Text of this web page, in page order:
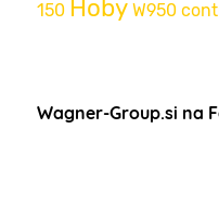
150 Hoby W950
Wagner-Group.si na